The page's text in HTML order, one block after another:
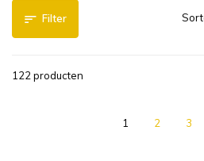
Filter
122 producten
1 2 3